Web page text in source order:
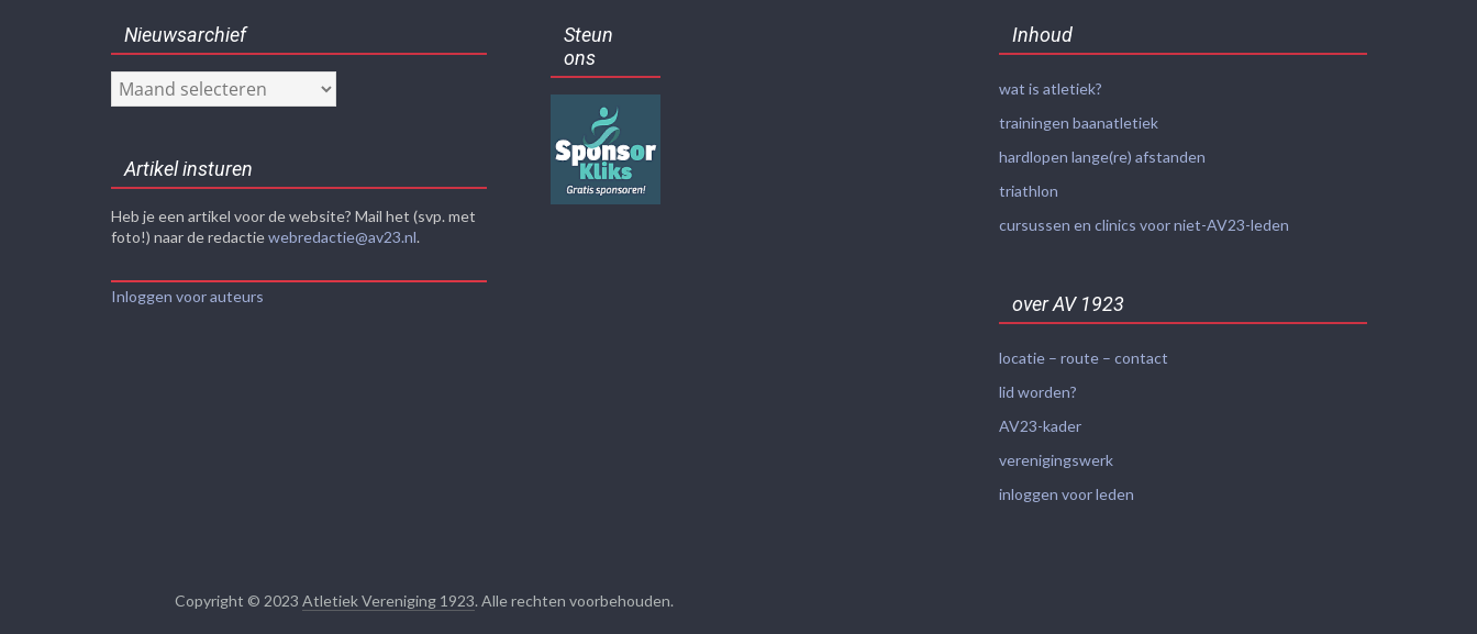
Nieuwsarchief
Nieuwsarchief
Artikel insturen
Heb je een artikel voor de website? Mail het (svp. met
foto!) naar de redactiewebredactie@av23.nl.
Inloggen voor auteurs
Steun
ons
Inhoud
wat is atletiek?
trainingen baanatletiek
hardlopen lange(re) afstanden
triathlon
cursussen en clinics voor niet-AV23-leden
over AV 1923
locatie – route – contact
lid worden?
AV23-kader
verenigingswerk
inloggen voor leden
Copyright © 2023Atletiek Vereniging 1923. Alle rechten voorbehouden.